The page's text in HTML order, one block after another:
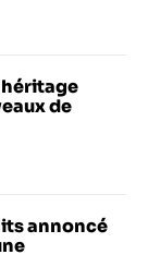
de
annoncé